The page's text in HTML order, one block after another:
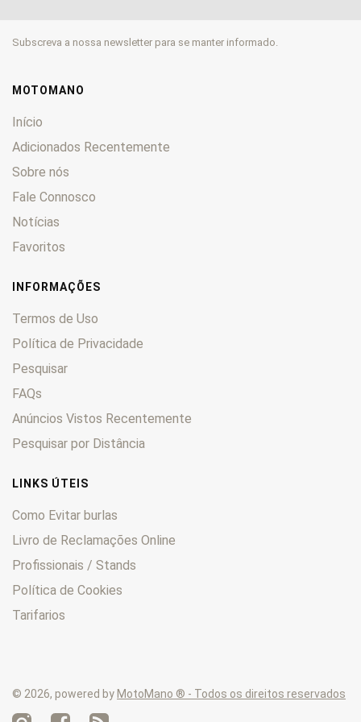
NA 0
Rally 0
Red Rose
RS 0
RST
RSV 0
RX
RXV
Shiver 0
Sonic 0
Sport City 0
SR 0
Trial 0
Tuareg
TX 0
Subscreva a nossa newsletter para se manter informado.
MOTOMANO
Início
Adicionados Recentemente
Sobre nós
Fale Connosco
Notícias
Favoritos
INFORMAÇÕES
Termos de Uso
Política de Privacidade
Pesquisar
FAQs
Anúncios Vistos Recentemente
Pesquisar por Distância
LINKS ÚTEIS
Como Evitar burlas
Livro de Reclamações Online
Profissionais / Stands
Política de Cookies
Tarifarios
© 2026, powered by MotoMano ® - Todos os direitos reservados